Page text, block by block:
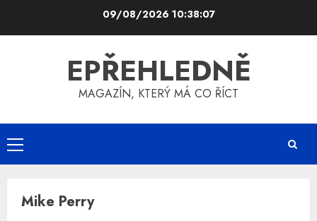
09/08/2026 10:38:07
EPŘEHLEDNĚ
MAGAZÍN, KTERÝ MÁ CO ŘÍCT
Primary
Menu
Mike Perry